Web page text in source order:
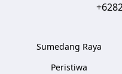
Sumedang Raya
Peristiwa